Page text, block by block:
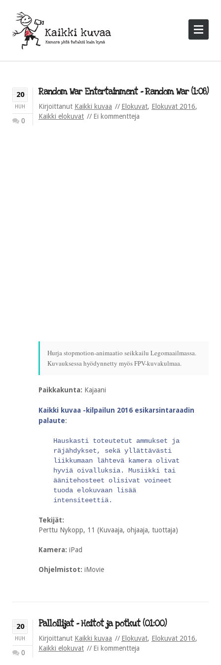
20
HUH
0
Random War Entertainment – Random War (1:08)
Kirjoittanut Kaikki kuvaa Elokuvat, Elokuvat 2016,
Kaikki elokuvat
Ei kommentteja
Hurja stopmotion-animaatio seikkailu Legomaailmassa.
Kuvauksessa hyödynnetty myös FPV-kuvakulmaa.
Paikkakunta: Kajaani
Kaikki kuvaa -kilpailun 2016 esikarsintaraadin
palaute:
Hauskasti toteutetut ammukset ja
räjähdykset, sekä yllättävästi
liikkumaan lähtevä kamera olivat
hyviä oivalluksia. Musiikki tai
äänitehosteet olisivat voineet
tuoda elokuvaan lisää
intensiteettiä.
Tekijät:
Perttu Nykopp, 11 (Kuvaaja, ohjaaja, tuottaja)
Kamera: iPad
Ohjelmistot: iMovie
20
HUH
0
Palloilijat – Heitot ja potkut (01:00)
Kirjoittanut Kaikki kuvaa Elokuvat, Elokuvat 2016,
Kaikki elokuvat
Ei kommentteja